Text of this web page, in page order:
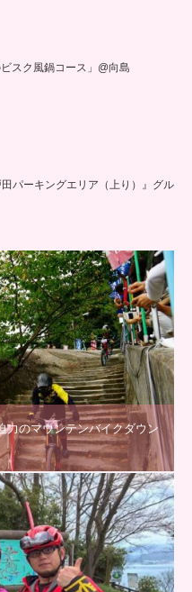
スク風鍋コース」@向島
パーキングエリア（上り）』グル
のマウンテンバイクダウン